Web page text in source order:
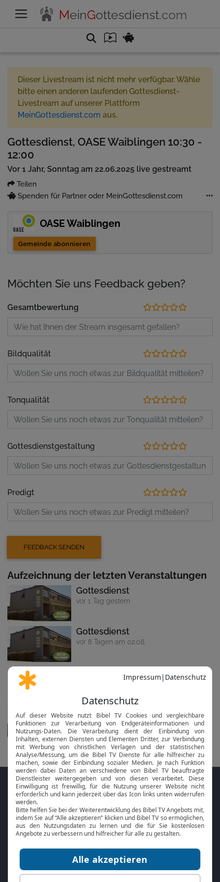
MeinGottesdienst.com
Dieser Livestream ist nicht mehr verfügbar. Wähle
bitte einen anderen laufenden Gottesdienst-
Livestream auf unserer Plattform
MeinGottesdienst.com aus.
Gottesdienst, OASE Waiblingen 10:30 -
12:00
Vor 1 Jahr, Sonntag am 22.06.2025 live gestreamt
Teilen
Spenden für Partner oder MeinGottesdienst.com
OASE Waiblingen
Gemeinde abonnieren
Möchten Sie uns Feedback geben?
Gesamtbewertung
Bildqualität
Tonqualität
Gottesdienstgestaltung
Predigt
Aufzeichnung der letzten Veranstaltungen
Gottesdienst
vor 1 Tag gestern
Gottesdienst
vor 8 Tagen am 02.08.
Nächste Veranstaltungen
Gottesdienst
in 20 Tagen am 30.08. um 10:30 Uhr
Folge MeinGottesdienst.com auf den
Sozialen Medien
Online Bibeloder derBibel-App
BibelTV können Sie die Bibeltexte während